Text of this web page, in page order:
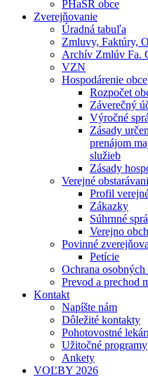
PHaSR obce
Zverejňovanie
Úradná tabuľa
Zmluvy, Faktúry,
Archív Zmlúv Fa.
VZN
Hospodárenie obce
Rozpočet
Záverečný
Výročné
Zásady
prenájom
služieb
Zásady
Verejné
Profil
Zákazky
Súhrnné
Verejno
Povinné
Petície
Ochrana
Prevod a prechod
Kontakt
Napíšte nám
Dôležité kontakty
Pohotovostné
Užitočné programy
Ankety
VOĽBY 2026